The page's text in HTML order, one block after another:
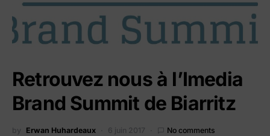
Retrouvez nous à l’Imedia
Brand Summit de Biarritz
by Erwan Huhardeaux 6 juin 2017 No comments